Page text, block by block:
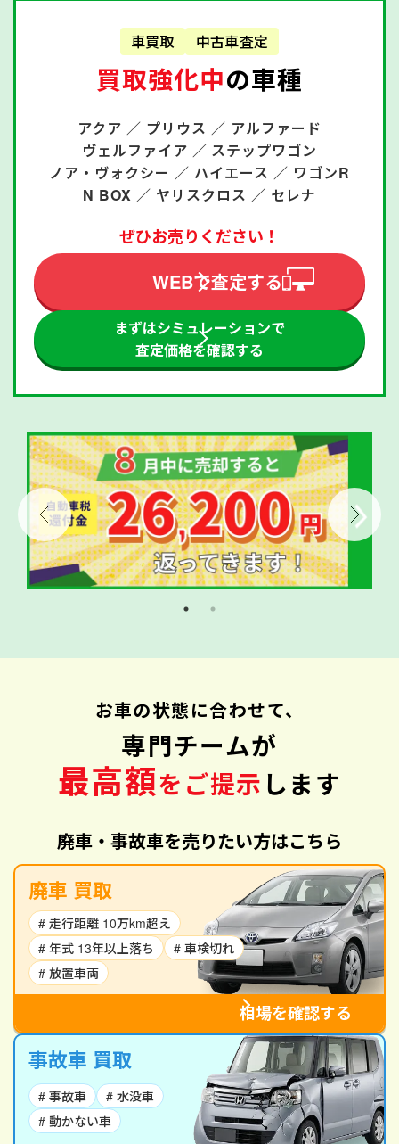
車買取 中古車査定
買取強化中の車種
アクア ／ プリウス ／ アルファード
ヴェルファイア ／ ステップワゴン
ノア・ヴォクシー ／ ハイエース ／ ワゴンR
N BOX ／ ヤリスクロス ／ セレナ
ぜひお売りください！
WEBで査定する
まずはシミュレーションで
査定価格を確認する
お車の状態に合わせて、
専門チームが
最高額をご提示 します
廃車・事故車を売りたい方はこちら
廃車 買取
# 走行距離 10万km超え
# 年式 13年以上落ち
# 車検切れ
# 放置車両
相場を確認する
事故車 買取
# 事故車
# 水没車
# 動かない車